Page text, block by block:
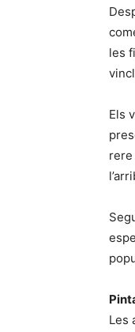
les
Els
rere
Les